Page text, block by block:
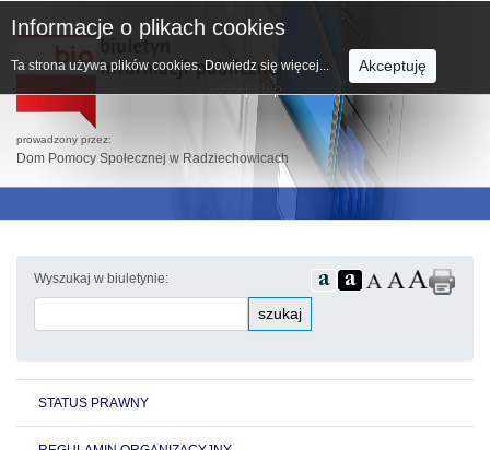
prowadzony przez:
Dom Pomocy Społecznej w Radziechowicach
Wyszukaj w biuletynie:
szukaj
STATUS PRAWNY
Informacje o plikach cookies
Ta strona używa plików cookies. Dowiedz się więcej... Akceptuję